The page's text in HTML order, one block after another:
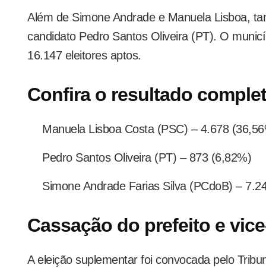
Além de Simone Andrade e Manuela Lisboa,
candidato Pedro Santos Oliveira (PT). O
16.147 eleitores aptos.
Confira o resultado
Manuela Lisboa Costa (PSC) – 4.678
Pedro Santos Oliveira (PT) – 873 (6,82%)
Simone Andrade Farias Silva (PCdoB) –
Cassação do prefeito e
A eleição suplementar foi convocada pelo